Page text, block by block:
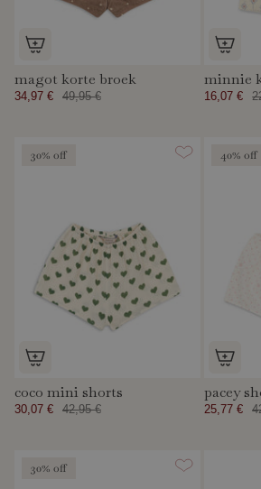
magot korte broek
34,97 € 49,95 €
minnie
16,07 €
30% off
coco mini shorts
30,07 € 42,95 €
40% off
pacey
25,77 €
30% off